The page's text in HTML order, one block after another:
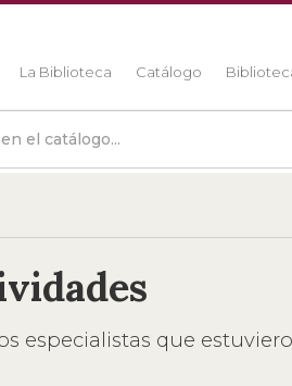
La Biblioteca Catálogo
especialistas que